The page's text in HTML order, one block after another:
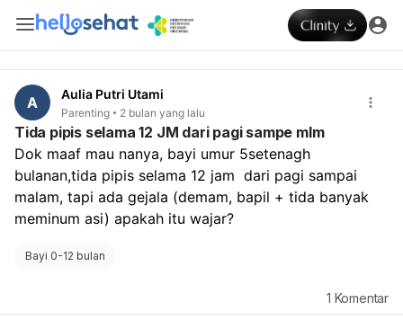
A Aulia Putri Utami
Parenting 2 bulan yang lalu
Tida pipis selama 12 JM dari pagi sampe mlm
Dok maaf mau nanya, bayi umur 5setenagh
bulanan,tida pipis selama 12 jam  dari pagi sampai
malam, tapi ada gejala (demam, bapil + tida banyak
meminum asi) apakah itu wajar?
Bayi 0-12 bulan
1 Komentar